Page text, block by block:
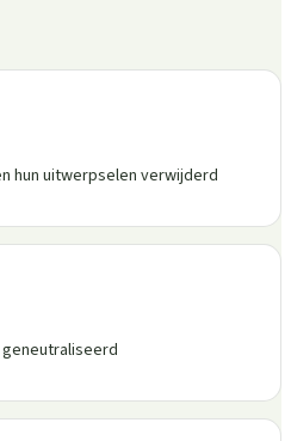
hun uitwerpselen verwijderd